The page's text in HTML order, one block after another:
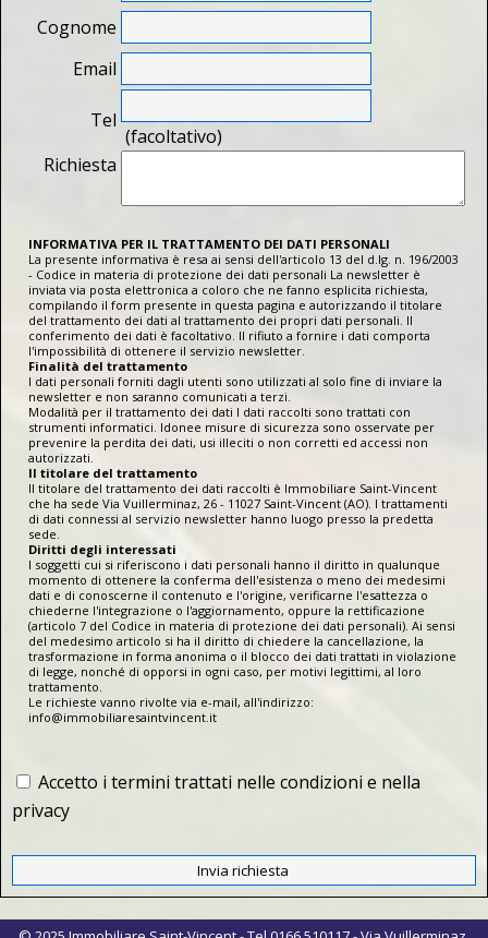
Cognome
Email
Tel
(facoltativo)
Richiesta
INFORMATIVA PER IL TRATTAMENTO DEI DATI PERSONALI
La presente informativa è resa ai sensi dell'articolo 13 del d.lg. n. 196/2003
- Codice in materia di protezione dei dati personali La newsletter è
inviata via posta elettronica a coloro che ne fanno esplicita richiesta,
compilando il form presente in questa pagina e autorizzando il titolare
del trattamento dei dati al trattamento dei propri dati personali. Il
conferimento dei dati è facoltativo. Il rifiuto a fornire i dati comporta
l'impossibilità di ottenere il servizio newsletter.
Finalità del trattamento
I dati personali forniti dagli utenti sono utilizzati al solo fine di inviare la
newsletter e non saranno comunicati a terzi.
Modalità per il trattamento dei dati I dati raccolti sono trattati con
strumenti informatici. Idonee misure di sicurezza sono osservate per
prevenire la perdita dei dati, usi illeciti o non corretti ed accessi non
autorizzati.
Il titolare del trattamento
Il titolare del trattamento dei dati raccolti è Immobiliare Saint-Vincent
che ha sede Via Vuillerminaz, 26 - 11027 Saint-Vincent (AO). I trattamenti
di dati connessi al servizio newsletter hanno luogo presso la predetta
sede.
Diritti degli interessati
I soggetti cui si riferiscono i dati personali hanno il diritto in qualunque
momento di ottenere la conferma dell'esistenza o meno dei medesimi
dati e di conoscerne il contenuto e l'origine, verificarne l'esattezza o
chiederne l'integrazione o l'aggiornamento, oppure la rettificazione
(articolo 7 del Codice in materia di protezione dei dati personali). Ai sensi
del medesimo articolo si ha il diritto di chiedere la cancellazione, la
trasformazione in forma anonima o il blocco dei dati trattati in violazione
di legge, nonché di opporsi in ogni caso, per motivi legittimi, al loro
trattamento.
Le richieste vanno rivolte via e-mail, all'indirizzo:
info@immobiliaresaintvincent.it
Accetto i termini trattati nelle condizioni e nella
privacy